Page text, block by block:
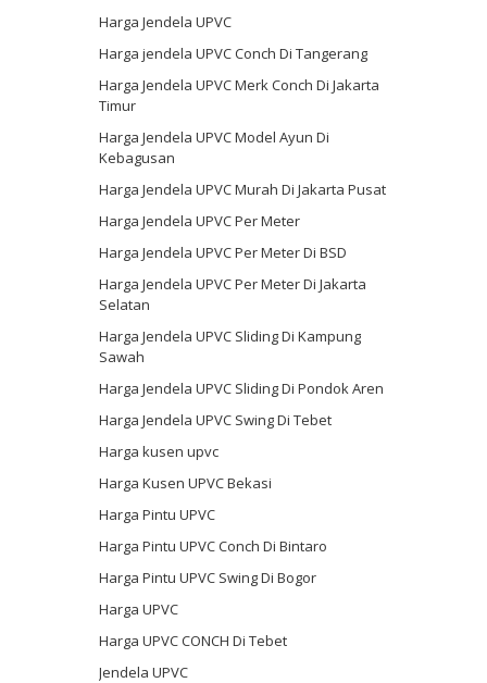
Harga Jendela UPVC
Harga jendela UPVC Conch Di Tangerang
Harga Jendela UPVC Merk Conch Di Jakarta
Timur
Harga Jendela UPVC Model Ayun Di
Kebagusan
Harga Jendela UPVC Murah Di Jakarta Pusat
Harga Jendela UPVC Per Meter
Harga Jendela UPVC Per Meter Di BSD
Harga Jendela UPVC Per Meter Di Jakarta
Selatan
Harga Jendela UPVC Sliding Di Kampung
Sawah
Harga Jendela UPVC Sliding Di Pondok Aren
Harga Jendela UPVC Swing Di Tebet
Harga kusen upvc
Harga Kusen UPVC Bekasi
Harga Pintu UPVC
Harga Pintu UPVC Conch Di Bintaro
Harga Pintu UPVC Swing Di Bogor
Harga UPVC
Harga UPVC CONCH Di Tebet
Jendela UPVC